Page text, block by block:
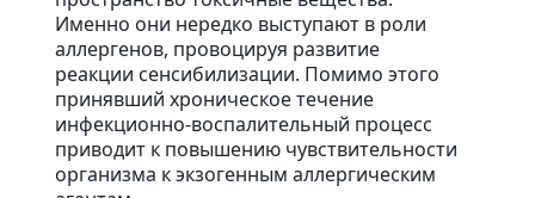
Именно они нередко выступают в роли
аллергенов, провоцируя развитие
реакции сенсибилизации. Помимо этого
принявший хроническое течение
инфекционно-воспалительный процесс
приводит к повышению чувствительности
организма к экзогенным аллергическим